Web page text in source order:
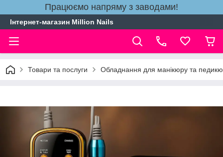
Працюємо напряму з заводами!
Інтернет-магазин Million Nails
Товари та послуги Обладнання для манікюру та